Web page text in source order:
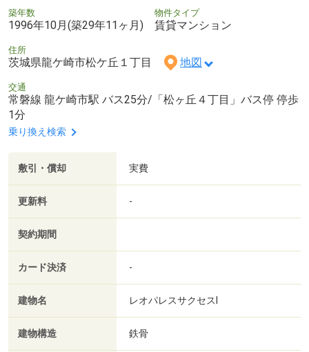
築年数
1996年10月(築29年11ヶ月)
物件タイプ
賃貸マンション
住所
茨城県龍ケ崎市松ケ丘１丁目 地図
交通
常磐線 龍ケ崎市駅 バス25分/「松ヶ丘４丁目」バス停 停歩
1分
乗り換え検索
敷引・償却 実費
更新料 -
契約期間
カード決済 -
建物名 レオパレスサクセスⅠ
建物構造 鉄骨